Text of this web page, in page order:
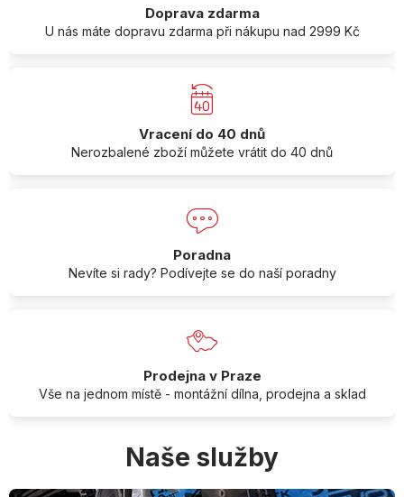
Doprava zdarma
U nás máte dopravu zdarma při nákupu nad 2999 Kč
Vracení do 40 dnů
Nerozbalené zboží můžete vrátit do 40 dnů
Poradna
Nevíte si rady? Podívejte se do naší poradny
Prodejna v Praze
Vše na jednom místě - montážní dílna, prodejna a sklad
Naše služby